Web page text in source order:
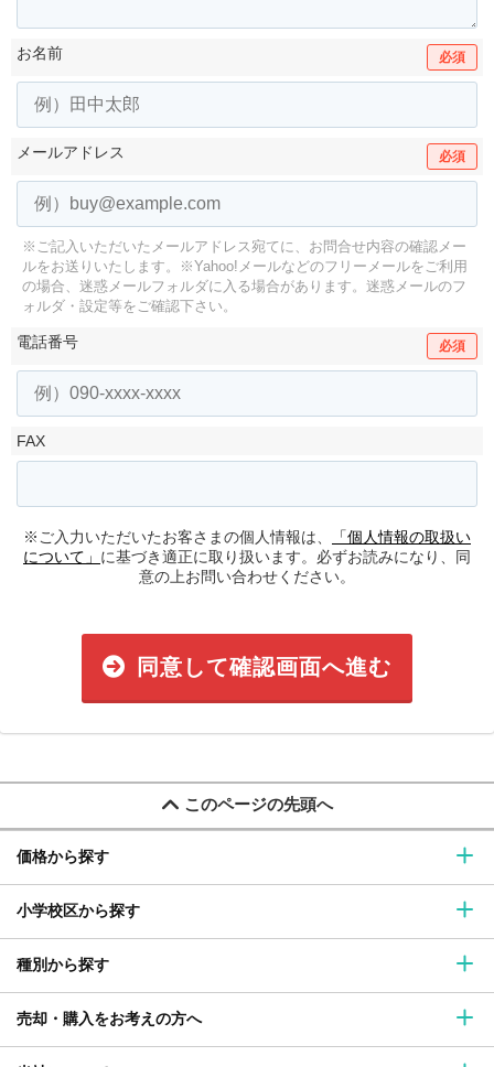
お名前 必須
メールアドレス 必須
※ご記入いただいたメールアドレス宛てに、お問合せ内容の確認メー
ルをお送りいたします。
※Yahoo!メールなどのフリーメールをご利用
の場合、迷惑メールフォルダに入る場合があります。 迷惑メールのフ
ォルダ・設定等をご確認下さい。
電話番号 必須
FAX
※ご入力いただいたお客さまの個人情報は、
「個人情報の取扱い
について」 に基づき適正に取り扱います。必ずお読みになり、同
意の上お問い合わせください。
同意して確認画面へ進む
このページの先頭へ
価格から探す
小学校区から探す
種別から探す
売却・購入をお考えの方へ